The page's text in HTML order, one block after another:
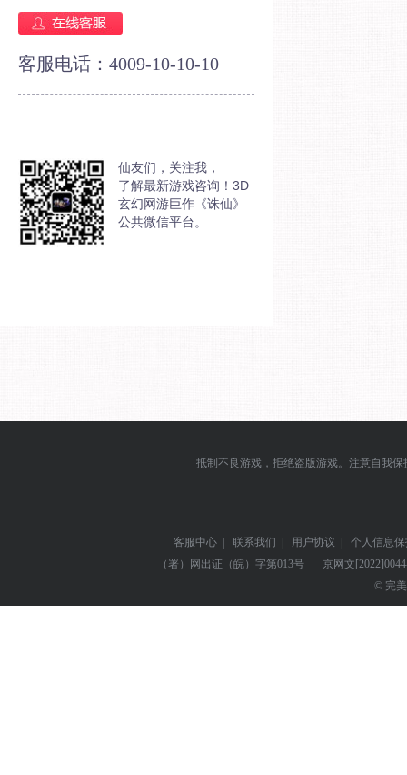
客服电话：4009-10-10-10
仙友们，关注我，
了解最新游戏咨询！3D
玄幻网游巨作《诛仙》
公共微信平台。
抵制不良游戏，拒绝盗版游戏。注意自我
客服中心 | 联系我们 | 用户协议 |
个人信息
（署）网出证（皖）字第013号
京网文
© 完美